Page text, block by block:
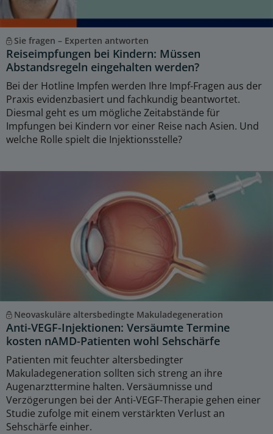
Sie fragen – Experten antworten
Reiseimpfungen bei Kindern: Müssen
Abstandsregeln eingehalten werden?
Bei der Hotline Impfen werden Ihre Impf-Fragen aus der
Praxis evidenzbasiert und fachkundig beantwortet.
Diesmal geht es um mögliche Zeitabstände für
Impfungen bei Kindern vor einer Reise nach Asien. Und
welche Rolle spielt die Injektionsstelle?
Neovaskuläre altersbedingte Makuladegeneration
Anti-VEGF-Injektionen: Versäumte Termine
kosten nAMD-Patienten wohl Sehschärfe
Patienten mit feuchter altersbedingter
Makuladegeneration sollten sich streng an ihre
Augenarzttermine halten. Versäumnisse und
Verzögerungen bei der Anti-VEGF-Therapie gehen einer
Studie zufolge mit einem verstärkten Verlust an
Sehschärfe einher.